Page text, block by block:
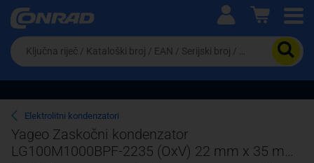
Ova postavka prilagođava asortiman proizvoda i
cijene vašim potrebama.
Pravno lice
Da
biste
potražili
proizvod,
unesite
ključnu
riječ,
kataloški
broj,
Elektrolitni kondenzatori
Yageo Zaskočni kondenzator
LG100M1000BPF-2235 (OxV) 22 mm x 35 mm